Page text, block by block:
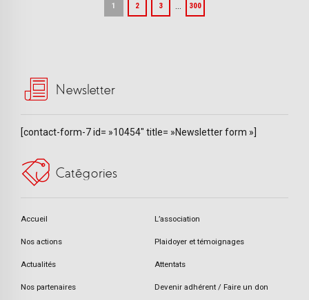
1 2 3 300
Newsletter
[contact-form-7 id= »10454″ title= »Newsletter form »]
Catégories
Accueil L’association
Nos actions Plaidoyer et témoignages
Actualités Attentats
Nos partenaires Devenir adhérent / Faire un don